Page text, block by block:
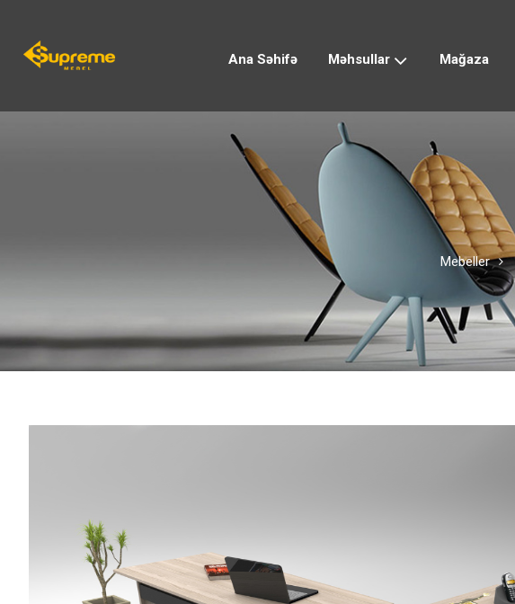
Ana Səhifə Məhsullar Mağaza
Mebeller